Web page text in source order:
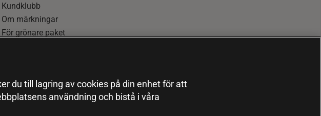
märkningar
grönare paket
du till lagring av cookies på din enhet för att
användning och bistå i våra